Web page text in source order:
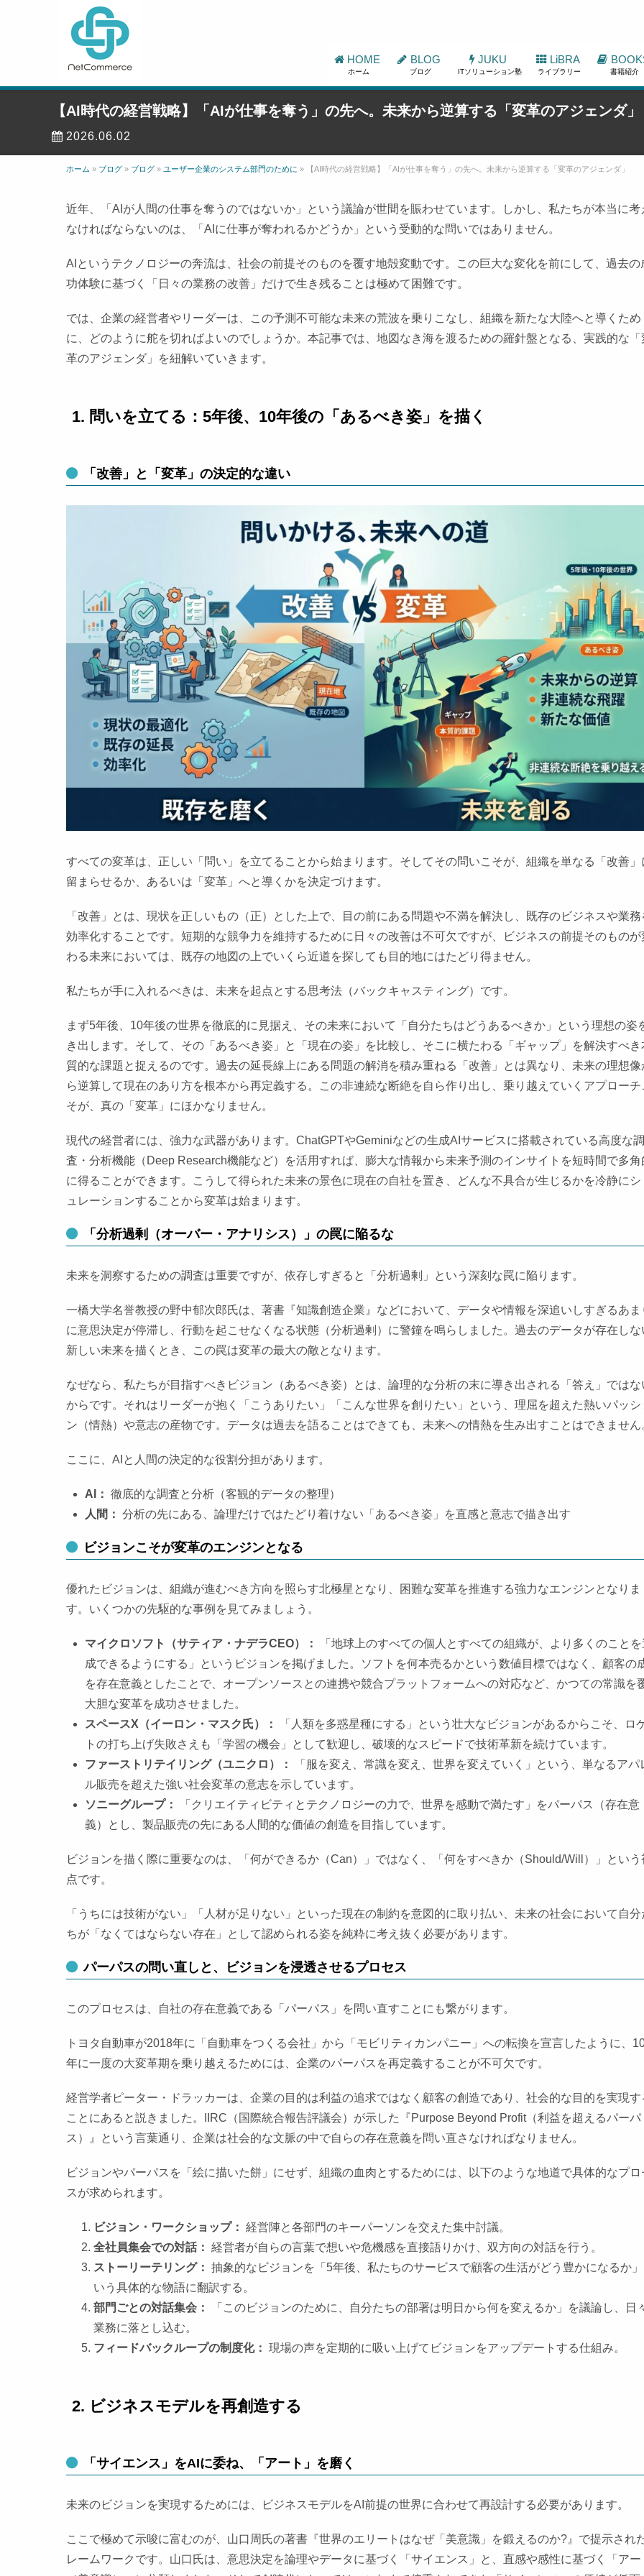
HOME
ホーム
BLOG
ブログ
JUKU
ITソリューション塾
LiBRA
ライブラリー 書籍紹介
【AI時代の経営戦略】「AIが仕事を奪う」の先へ。未来から逆算する「変革のアジェンダ」
2026.06.02
ホーム » ブログ » ブログ » ユーザー企業のシステム部門のために » 【AI時代の経営戦略】「AIが仕事を奪う」の先へ。未来から逆算する「変革のアジェンダ」
近年、「AIが人間の仕事を奪うのではないか」という議論が世間を賑わせています。しかし、私たちが本当に考
なければならないのは、「AIに仕事が奪われるかどうか」という受動的な問いではありません。
AIというテクノロジーの奔流は、社会の前提そのものを覆す地殻変動です。この巨大な変化を前にして、過去の
功体験に基づく「日々の業務の改善」だけで生き残ることは極めて困難です。
では、企業の経営者やリーダーは、この予測不可能な未来の荒波を乗りこなし、組織を新たな大陸へと導くため
に、どのように舵を切ればよいのでしょうか。本記事では、地図なき海を渡るための羅針盤となる、実践的な「
革のアジェンダ」を紐解いていきます。
1. 問いを立てる：5年後、10年後の「あるべき姿」を描く
「改善」と「変革」の決定的な違い
すべての変革は、正しい「問い」を立てることから始まります。そしてその問いこそが、組織を単なる「改善」
留まらせるか、あるいは「変革」へと導くかを決定づけます。
「改善」とは、現状を正しいもの（正）とした上で、目の前にある問題や不満を解決し、既存のビジネスや業務
効率化することです。短期的な競争力を維持するために日々の改善は不可欠ですが、ビジネスの前提そのものが
わる未来においては、既存の地図の上でいくら近道を探しても目的地にはたどり得ません。
私たちが手に入れるべきは、未来を起点とする思考法（バックキャスティング）です。
まず5年後、10年後の世界を徹底的に見据え、その未来において「自分たちはどうあるべきか」という理想の姿
き出します。そして、その「あるべき姿」と「現在の姿」を比較し、そこに横たわる「ギャップ」を解決すべき
質的な課題と捉えるのです。過去の延長線上にある問題の解消を積み重ねる「改善」とは異なり、未来の理想像
ら逆算して現在のあり方を根本から再定義する。この非連続な断絶を自ら作り出し、乗り越えていくアプローチ
そが、真の「変革」にほかなりません。
現代の経営者には、強力な武器があります。ChatGPTやGeminiなどの生成AIサービスに搭載されている高度な調
査・分析機能（Deep Research機能など）を活用すれば、膨大な情報から未来予測のインサイトを短時間で多角
に得ることができます。こうして得られた未来の景色に現在の自社を置き、どんな不具合が生じるかを冷静にシ
ュレーションすることから変革は始まります。
「分析過剰（オーバー・アナリシス）」の罠に陥るな
未来を洞察するための調査は重要ですが、依存しすぎると「分析過剰」という深刻な罠に陥ります。
一橋大学名誉教授の野中郁次郎氏は、著書『知識創造企業』などにおいて、データや情報を深追いしすぎるあま
に意思決定が停滞し、行動を起こせなくなる状態（分析過剰）に警鐘を鳴らしました。過去のデータが存在しな
新しい未来を描くとき、この罠は変革の最大の敵となります。
なぜなら、私たちが目指すべきビジョン（あるべき姿）とは、論理的な分析の末に導き出される「答え」ではな
からです。それはリーダーが抱く「こうありたい」「こんな世界を創りたい」という、理屈を超えた熱いパッシ
ン（情熱）や意志の産物です。データは過去を語ることはできても、未来への情熱を生み出すことはできません
ここに、AIと人間の決定的な役割分担があります。
AI： 徹底的な調査と分析（客観的データの整理）
人間： 分析の先にある、論理だけではたどり着けない「あるべき姿」を直感と意志で描き出す
ビジョンこそが変革のエンジンとなる
優れたビジョンは、組織が進むべき方向を照らす北極星となり、困難な変革を推進する強力なエンジンとなりま
す。いくつかの先駆的な事例を見てみましょう。
マイクロソフト（サティア・ナデラCEO）：
「地球上のすべての個人とすべての組織が、より多くのことを
成できるようにする」というビジョンを掲げました。ソフトを何本売るかという数値目標ではなく、顧客の
を存在意義としたことで、オープンソースとの連携や競合プラットフォームへの対応など、かつての常識を
大胆な変革を成功させました。
スペースX（イーロン・マスク氏）：
「人類を多惑星種にする」という壮大なビジョンがあるからこそ、ロ
トの打ち上げ失敗さえも「学習の機会」として歓迎し、破壊的なスピードで技術革新を続けています。
ファーストリテイリング（ユニクロ）：
「服を変え、常識を変え、世界を変えていく」という、単なるアパ
ル販売を超えた強い社会変革の意志を示しています。
ソニーグループ：
「クリエイティビティとテクノロジーの力で、世界を感動で満たす」をパーパス（存在意
義）とし、製品販売の先にある人間的な価値の創造を目指しています。
ビジョンを描く際に重要なのは、「何ができるか（Can）」ではなく、「何をすべきか（Should/Will）」という
点です。
「うちには技術がない」「人材が足りない」といった現在の制約を意図的に取り払い、未来の社会において自分
ちが「なくてはならない存在」として認められる姿を純粋に考え抜く必要があります。
パーパスの問い直しと、ビジョンを浸透させるプロセス
このプロセスは、自社の存在意義である「パーパス」を問い直すことにも繋がります。
トヨタ自動車が2018年に「自動車をつくる会社」から「モビリティカンパニー」への転換を宣言したように、
年に一度の大変革期を乗り越えるためには、企業のパーパスを再定義することが不可欠です。
経営学者ピーター・ドラッカーは、企業の目的は利益の追求ではなく顧客の創造であり、社会的な目的を実現す
ことにあると説きました。IIRC（国際統合報告評議会）が示した『Purpose Beyond Profit（利益を超えるパーパ
ス）』という言葉通り、企業は社会的な文脈の中で自らの存在意義を問い直さなければなりません。
ビジョンやパーパスを「絵に描いた餅」にせず、組織の血肉とするためには、以下のような地道で具体的なプロ
スが求められます。
ビジョン・ワークショップ： 経営陣と各部門のキーパーソンを交えた集中討議。
全社員集会での対話： 経営者が自らの言葉で想いや危機感を直接語りかけ、双方向の対話を行う。
ストーリーテリング： 抽象的なビジョンを「5年後、私たちのサービスで顧客の生活がどう豊かになるか」
いう具体的な物語に翻訳する。
部門ごとの対話集会：
「このビジョンのために、自分たちの部署は明日から何を変えるか」を議論し、日
業務に落とし込む。
フィードバックループの制度化： 現場の声を定期的に吸い上げてビジョンをアップデートする仕組み。
2. ビジネスモデルを再創造する
「サイエンス」をAIに委ね、「アート」を磨く
未来のビジョンを実現するためには、ビジネスモデルをAI前提の世界に合わせて再設計する必要があります。
ここで極めて示唆に富むのが、山口周氏の著書『世界のエリートはなぜ「美意識」を鍛えるのか?』で提示され
レームワークです。山口氏は、意思決定を論理やデータに基づく「サイエンス」と、直感や感性に基づく「アー